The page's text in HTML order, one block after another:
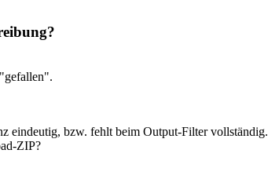
eindeutig, bzw. fehlt beim Output-Filter vollständig.
ZIP?